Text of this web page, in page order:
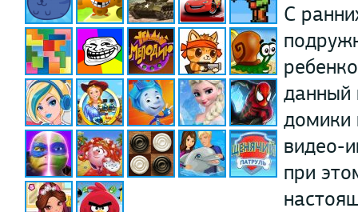
С
данный
домики
видео-
при